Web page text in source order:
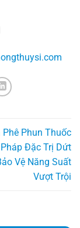
Phê Phun Thuốc
Đặc Trị Dứt
Vệ Năng Suất
Vượt Trội